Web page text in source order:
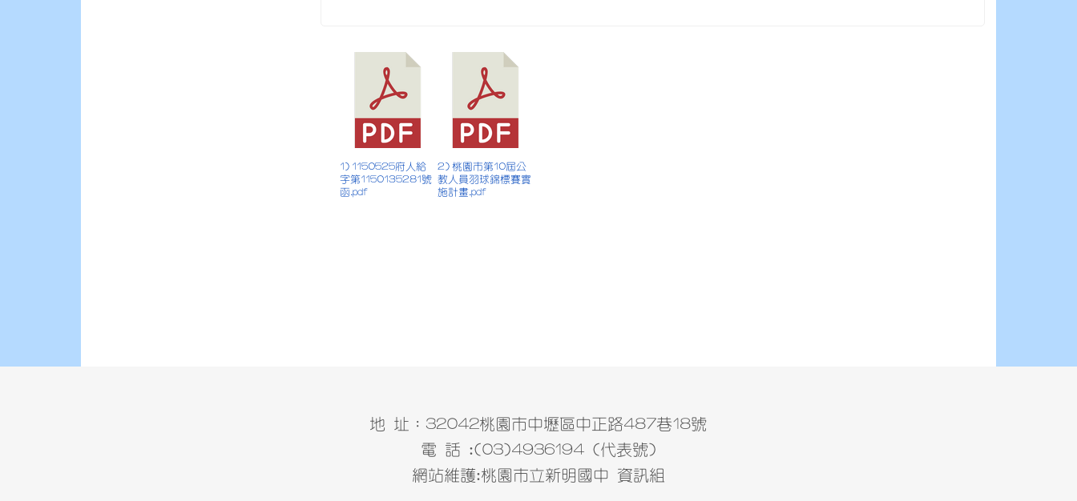
1) 1150525府人給
字第1150135281號
函.pdf
2) 桃園市第10屆公
教人員羽球錦標賽實
施計畫.pdf
地 址：32042桃園市中壢區中正路487巷18號
電 話 :(03)4936194 (代表號)
網站維護:桃園市立新明國中 資訊組